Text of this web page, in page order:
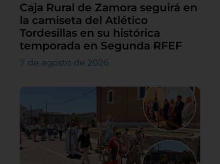
Caja Rural de Zamora seguirá en
la camiseta del Atlético
Tordesillas en su histórica
temporada en Segunda RFEF
7 de agosto de 2026